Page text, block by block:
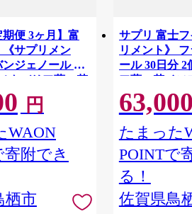
便 3ヶ月】富
サプリメン
ジェノール 30
タバリア葛の花
EX 30日分 1個
表示食品 コレ
康
円
WAON
寄附でき
栖市
サプリ 富士
リメント》
ール 30日分 2
ア葛の花イソ
日分 2個セッ
食品 コレステ
リア イソフラ
63,000
たまった
POINTで
る！
佐賀県鳥